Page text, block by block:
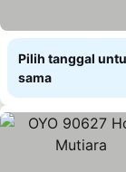
Pilih tanggal
sama